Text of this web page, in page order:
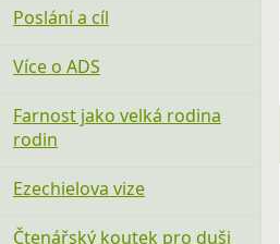
Poslání a cíl
Více o ADS
Farnost jako velká rodina
rodin
Ezechielova vize
Čtenářský koutek pro duši